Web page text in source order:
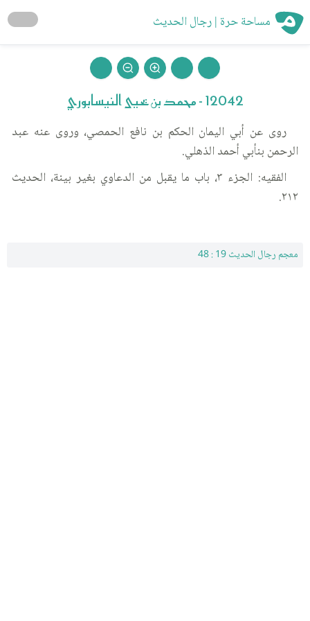
مساحة حرة | رجال الحديث
12042 - محمد بن يحيى النيسابوري
روى عن أبي اليمان الحكم بن نافع الحمصي، وروى عنه عبد
الرحمن بنأبي أحمد الذهلي.
الفقيه: الجزء ٣، باب ما يقبل من الدعاوي بغير بينة، الحديث
٢١٢.
معجم رجال الحديث 19 : 48